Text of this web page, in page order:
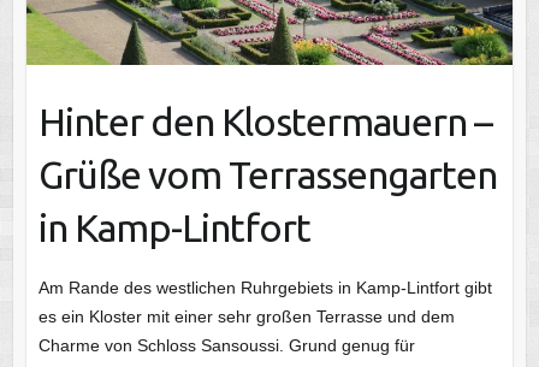
Hinter den Klostermauern –
Grüße vom Terrassengarten
in Kamp-Lintfort
Am Rande des westlichen Ruhrgebiets in Kamp-Lintfort gibt
es ein Kloster mit einer sehr großen Terrasse und dem
Charme von Schloss Sansoussi. Grund genug für